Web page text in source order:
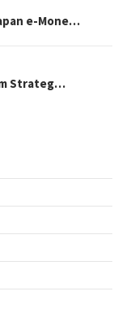
e-Mone…
Strateg…